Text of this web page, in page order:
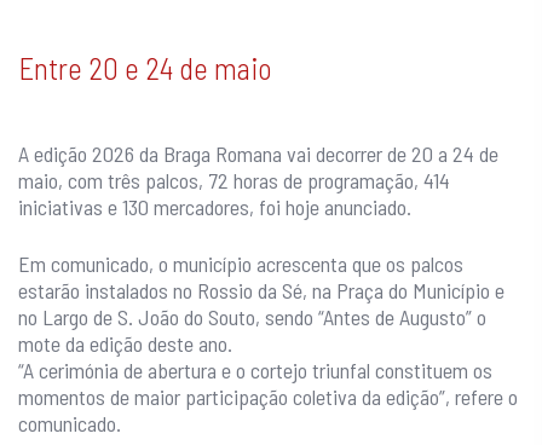
Entre 20 e 24 de maio
A edição 2026 da Braga Romana vai decorrer de 20 a 24 de
maio, com três palcos, 72 horas de programação, 414
iniciativas e 130 mercadores, foi hoje anunciado.
Em comunicado, o município acrescenta que os palcos
estarão instalados no Rossio da Sé, na Praça do Município e
no Largo de S. João do Souto, sendo “Antes de Augusto” o
mote da edição deste ano.
“A cerimónia de abertura e o cortejo triunfal constituem os
momentos de maior participação coletiva da edição”, refere o
comunicado.